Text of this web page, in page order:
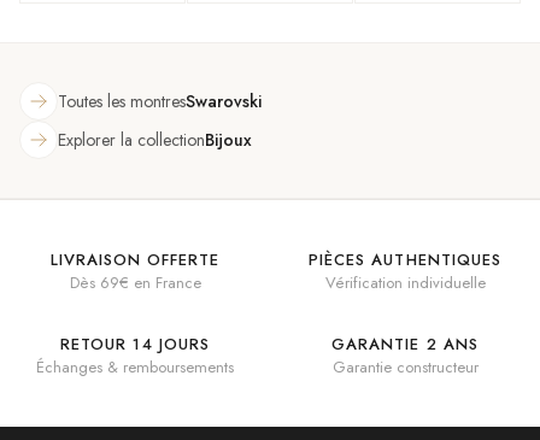
Toutes les montresSwarovski
Explorer la collectionBijoux
LIVRAISON OFFERTE
Dès 69€ en France
PIÈCES AUTHENTIQUES
Vérification individuelle
RETOUR 14 JOURS
Échanges & remboursements
GARANTIE 2 ANS
Garantie constructeur